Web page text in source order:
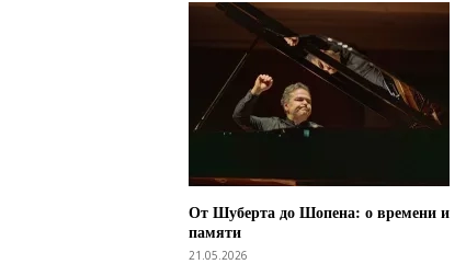
От Шуберта до Шопена: о времени и
памяти
21.05.2026